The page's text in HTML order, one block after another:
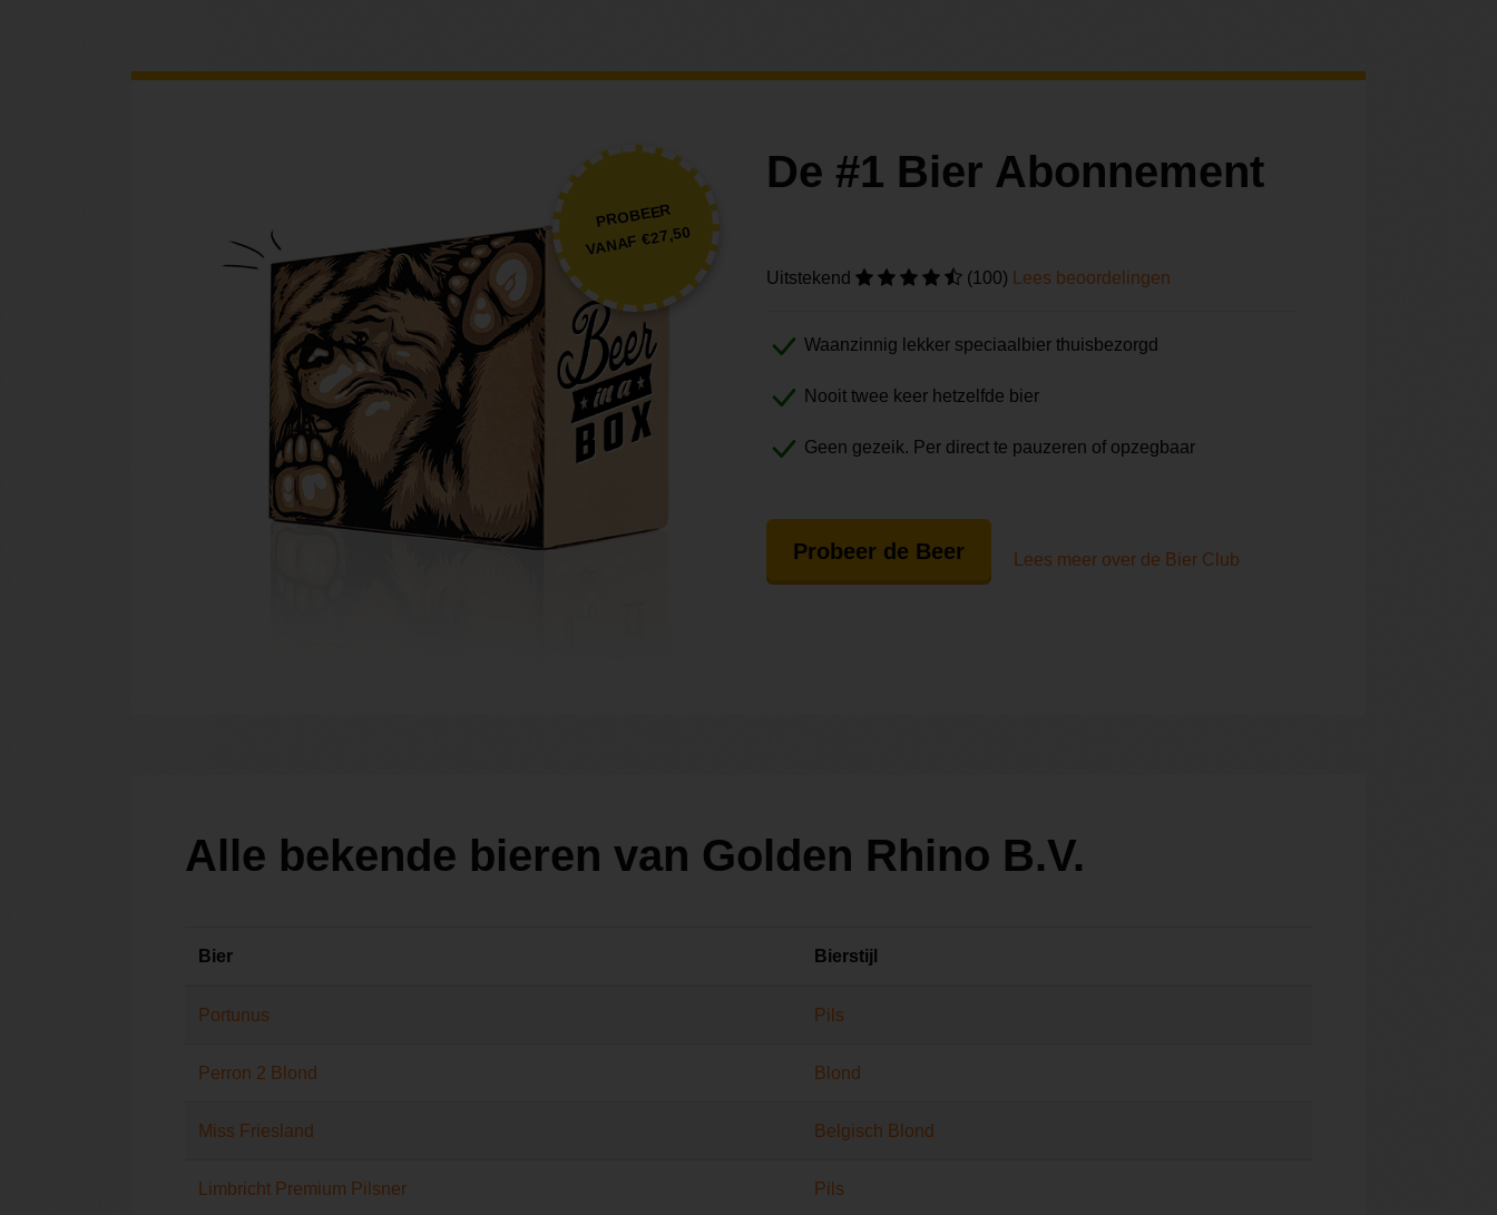
PROBEER
VANAF €27,50
De #1 Bier Abonnement
Uitstekend (100) Lees beoordelingen
Waanzinnig lekker speciaalbier thuisbezorgd
Nooit twee keer hetzelfde bier
Geen gezeik. Per direct te pauzeren of opzegbaar
Probeer de Beer Lees meer over de Bier Club
Alle bekende bieren van Golden Rhino B.V.
Bier Bierstijl
Portunus Pils
Perron 2 Blond Blond
Miss Friesland Belgisch Blond
Limbricht Premium Pilsner Pils